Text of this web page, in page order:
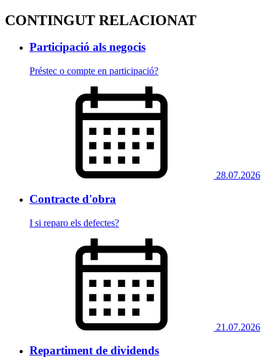
CONTINGUT RELACIONAT
Participació als negocis
Préstec o compte en participació?
28.07.2026
Contracte d'obra
I si reparo els defectes?
21.07.2026
Repartiment de dividends